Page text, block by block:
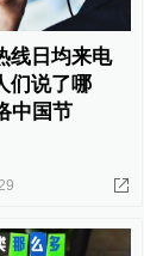
线日均来电
们说了哪
中国节